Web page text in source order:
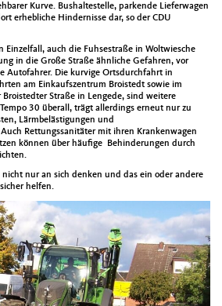
Kurve. Bushaltestelle, parkende Lieferwagen
erhebliche Hindernisse dar, so der CDU
Einzelfall, auch die Fuhsestraße in Woltwiesche
in die Große Straße ähnliche Gefahren, vor
Autofahrer. Die kurvige Ortsdurchfahrt in
am Einkaufszentrum Broistedt sowie im
Broistedter Straße in Lengede, sind weitere
30 überall, trägt allerdings erneut nur zu
Lärmbelästigungen und
Rettungssanitäter mit ihren Krankenwagen
können über häufige Behinderungen durch
nicht nur an sich denken und das ein oder andere
helfen.